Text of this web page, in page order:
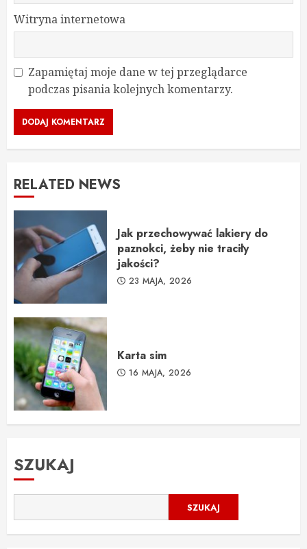
Witryna internetowa
Zapamiętaj moje dane w tej przeglądarce
podczas pisania kolejnych komentarzy.
RELATED NEWS
Jak przechowywać lakiery do
paznokci, żeby nie traciły
jakości?
23 MAJA, 2026
Karta sim
16 MAJA, 2026
SZUKAJ
SZUKAJ